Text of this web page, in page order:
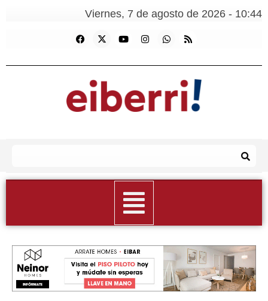
Viernes, 7 de agosto de 2026 - 10:44